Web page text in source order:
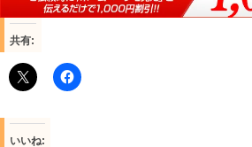
共有:
いいね: